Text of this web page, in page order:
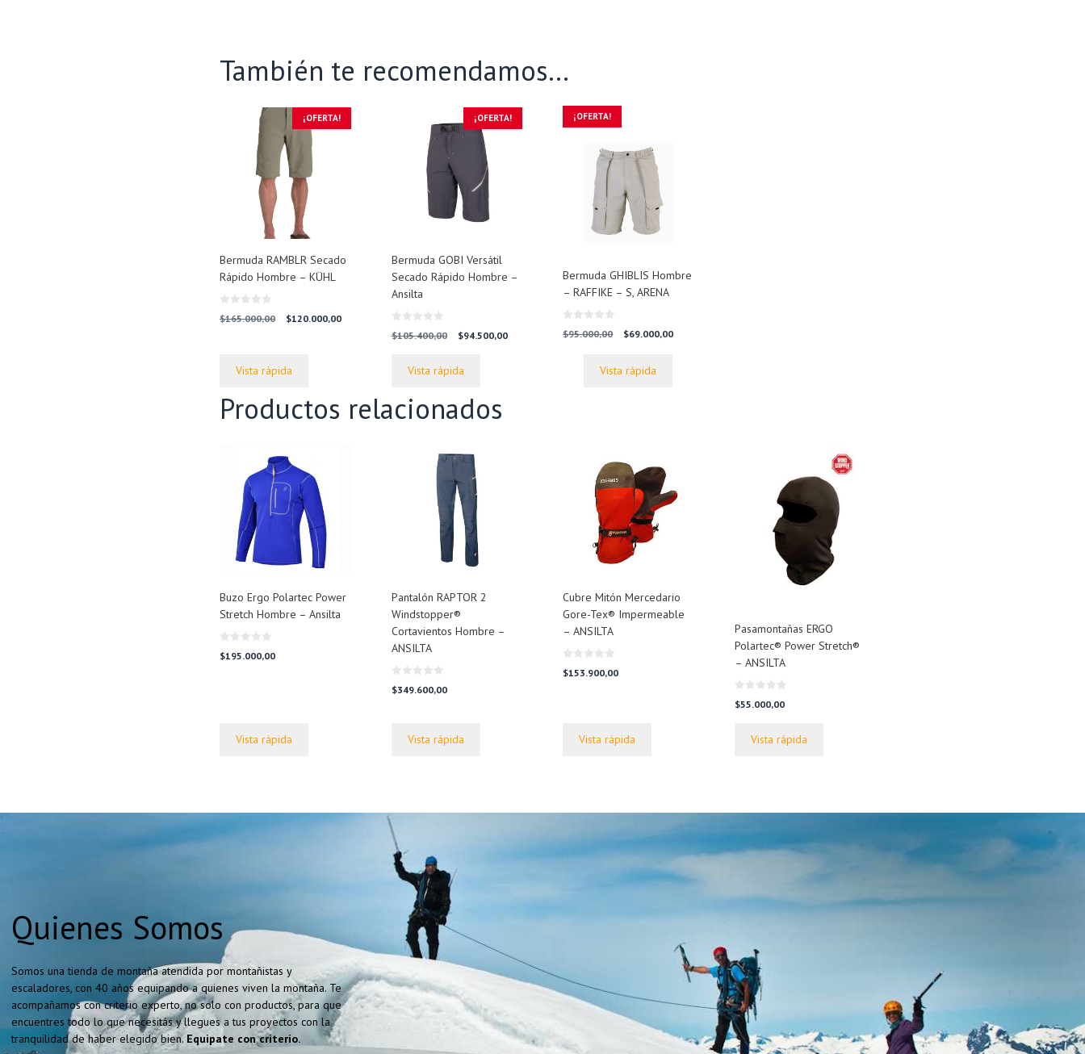
También te recomendamos…
¡OFERTA!
Bermuda RAMBLR Secado
Rápido Hombre – KÜHL
0
d
$165.000,00
El
$165.000,00.
$120.000,00El
Vista rápida
¡OFERTA!
Bermuda GOBI Versátil
Secado Rápido Hombre –
Ansilta
0
d
$105.400,00
El
era:
$94.500,00El
Vista rápida
¡OFERTA!
Bermuda GHIBLIS Hombre
– RAFFIKE – S, ARENA
0
d
$95.000,00
El
era:
$69.000,00El
Vista rápida
Productos relacionados
Buzo Ergo Polartec Power
Stretch Hombre – Ansilta
0
d
$195.000,00
Vista rápida
Pantalón RAPTOR 2
Windstopper®
Cortavientos Hombre –
ANSILTA
0
d
$349.600,00
Vista rápida
Cubre Mitón Mercedario
Gore-Tex® Impermeable
– ANSILTA
0
d
$153.900,00
Vista rápida
Pasamontañas ERGO
Polartec® Power Stretch®
– ANSILTA
0
d
$55.000,00
Vista rápida
Quienes Somos
Somos una tienda de montaña atendida por montañistas y
escaladores, con 40 años equipando a quienes viven la montaña. Te
acompañamos con criterio experto, no solo con productos, para que
encuentres todo lo que necesitás y llegues a tus proyectos con la
tranquilidad de haber elegido bien.Equipate con criterio.